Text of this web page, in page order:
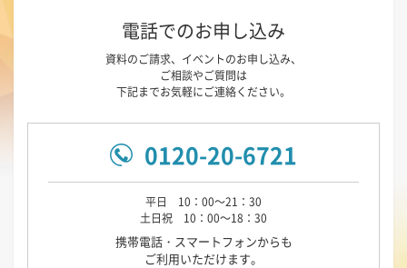
電話でのお申し込み
資料のご請求、イベントのお申し込み、
ご相談やご質問は
下記までお気軽にご連絡ください。
0120-20-6721
平日 10：00～21：30
土日祝 10：00～18：30
携帯電話・スマートフォンからも
ご利用いただけます。